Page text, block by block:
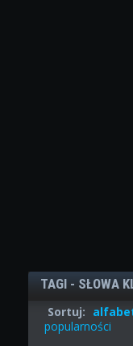
TAGI - SŁOWA
Sortuj:
popularności